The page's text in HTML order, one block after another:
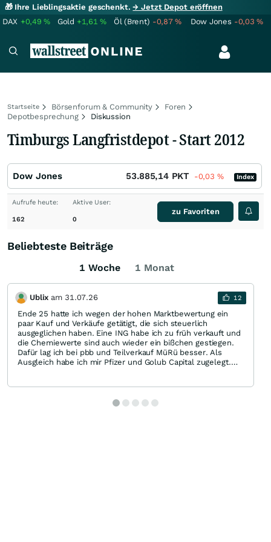
🎁 Ihre Lieblingsaktie geschenkt.→ Jetzt Depot eröffnen
DAX +0,49% Gold +1,61% Öl (Brent) -0,87% Dow Jones -0,03%
Startseite Börsenforum & Community
Foren
Depotbesprechung
Diskussion
Timburgs Langfristdepot - Start 2012
Dow Jones 53.885,14 PKT -0,03 % Index
Aufrufe heute:
162
Aktive User:
0
zu Favoriten
Beliebteste Beiträge
1 Woche 1 Monat
Ublix am 31.07.26 12
Ende 25 hatte ich wegen der hohen Marktbewertung ein
paar Kauf und Verkäufe getätigt, die sich steuerlich
ausgeglichen haben. Eine ING habe ich zu früh verkauft und
die Chemiewerte sind auch wieder ein bißchen gestiegen.
Dafür lag ich bei pbb und Teilverkauf MüRü besser. Als
Ausgleich habe ich mir Pfizer und Golub Capital zugelegt.
Flex Aktie A2PFGDIBRD Anleihe A4EFFKMONY GROUP Aktie